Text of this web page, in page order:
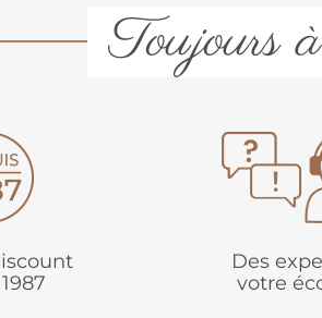
Toujours
Des
votre